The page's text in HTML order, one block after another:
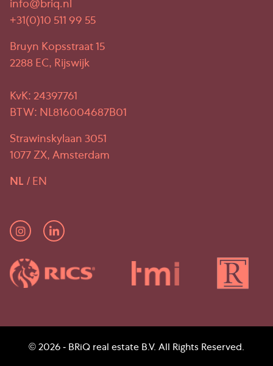
info@briq.nl
+31(0)10 511 99 55
Bruyn Kopsstraat 15
2288 EC, Rijswijk
KvK: 24397761
BTW: NL816004687B01
Strawinskylaan 3051
1077 ZX, Amsterdam
NL EN
© 2026 - BRiQ real estate B.V. All Rights Reserved.